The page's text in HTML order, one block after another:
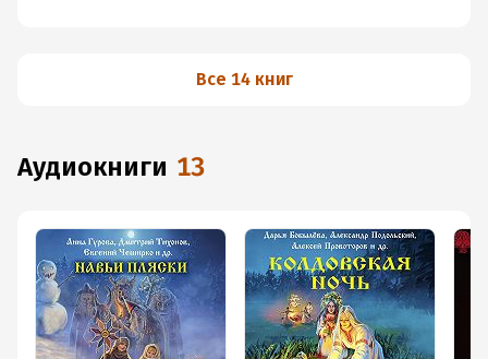
Все 14 книг
аудиокниги 13